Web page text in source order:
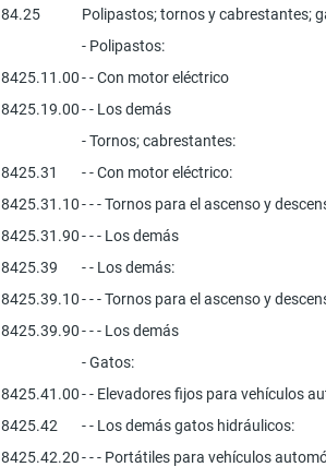
84.25
Polipastos; tornos y cabrestantes;
- Polipastos:
8425.11.00- - Con motor eléctrico
8425.19.00- - Los demás
- Tornos; cabrestantes:
8425.31
- - Con motor eléctrico:
8425.31.10- - - Tornos para el ascenso y
8425.31.90- - - Los demás
8425.39
- - Los demás:
8425.39.10- - - Tornos para el ascenso y
8425.39.90- - - Los demás
- Gatos:
8425.41.00- - Elevadores fijos para vehículos
8425.42
- - Los demás gatos hidráulicos:
8425.42.20- - - Portátiles para vehículos